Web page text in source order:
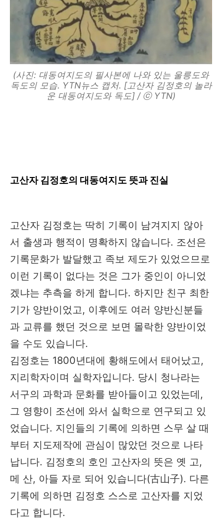
(사진: 대동여지도의 필사본에 나와 있는 울릉도와
독도의 모습. YTN뉴스 캡처. [고산자 김정호의 놀라
운 대동여지도와 독도] / ⓒ YTN)
고산자 김정호의 대동여지도 뜻과 진실
고산자 김정호는 딱히 기록이 남겨지지 않아
서 출생과 행적이 명확하지 않습니다. 조선은
기록문화가 발달했고 족보 제도가 있었으므로
이런 기록이 없다는 것은 그가 중인이 아니었
겠냐는 추측을 하게 합니다. 하지만 친구 최한
기가 양반이었고, 이후에도 여러 양반신분들
과 교류를 했던 것으로 보면 몰락한 양반이었
을 수도 있습니다.
김정호는 1800년대에 황해도에서 태어났고,
지리학자이며 실학자입니다. 당시 청나라는
서구의 과학과 문화를 받아들이고 있었는데,
그 영향이 조선에 와서 실학으로 연구되고 있
었습니다. 지인들의 기록에 의하면 스무 살 때
부터 지도제작에 관심이 많았던 것으로 나타
납니다. 김정호의 호인 고산자의 뜻은 옛 고,
메 산, 아들 자로 되어 있습니다(古山子). 다른
기록에 의하면 김정호 스스로 고산자를 지었
다고 합니다.